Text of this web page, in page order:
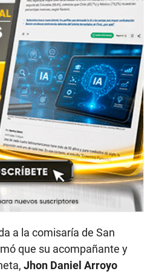
a la comisaría de San
que su acompañante y
Jhon Daniel Arroyo